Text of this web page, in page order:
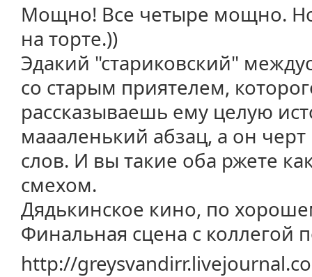
Мощно! Все четыре мощно.
на торте.))
Эдакий "стариковский"
со старым приятелем,
рассказываешь ему целую
маааленький абзац, а он
слов. И вы такие оба ржете
смехом.
Дядькинское кино, по
Финальная сцена с коллегой
http://